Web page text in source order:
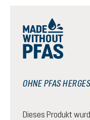
OHNE PFAS
Dieses Produkt